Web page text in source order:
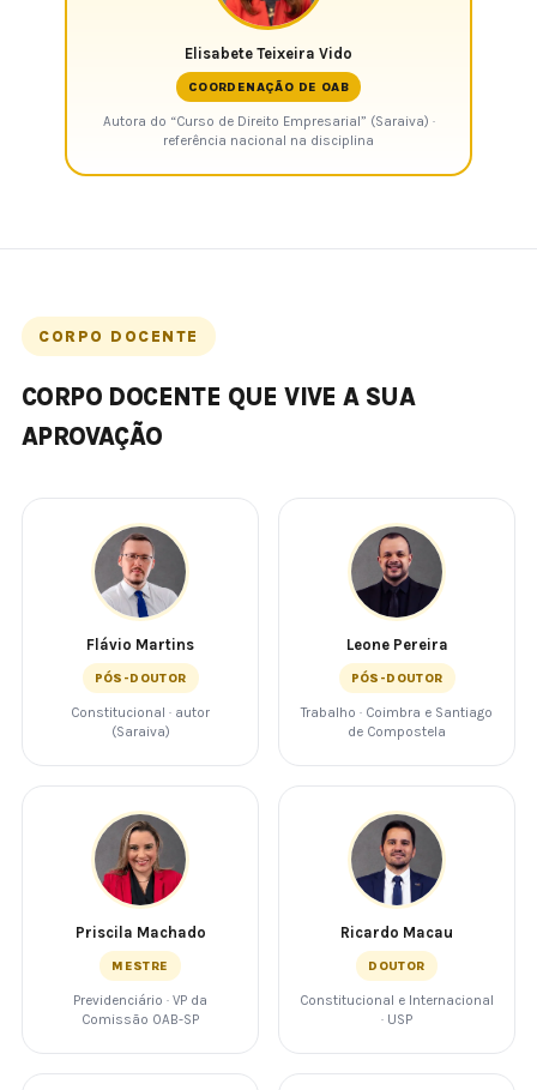
Elisabete Teixeira Vido
COORDENAÇÃO DE OAB
Autora do “Curso de Direito Empresarial” (Saraiva) ·
referência nacional na disciplina
CORPO DOCENTE
CORPO DOCENTE QUE VIVE A SUA
APROVAÇÃO
Flávio Martins
PÓS-DOUTOR
Constitucional · autor
(Saraiva)
Leone Pereira
PÓS-DOUTOR
Trabalho · Coimbra e Santiago
de Compostela
Priscila Machado
MESTRE
Previdenciário · VP da
Comissão OAB-SP
Ricardo Macau
DOUTOR
Constitucional e Internacional
· USP